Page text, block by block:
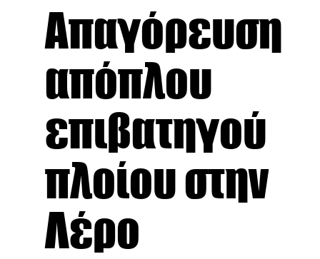
Απαγόρευση
απόπλου
επιβατηγού
πλοίου στην
Λέρο